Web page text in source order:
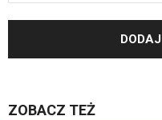
ZOBACZ TEŻ